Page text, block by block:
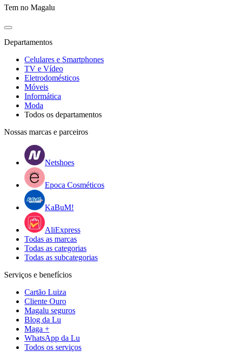
Tem no Magalu
Departamentos
Celulares e Smartphones
TV e Vídeo
Eletrodomésticos
Móveis
Informática
Moda
Todos os departamentos
Nossas marcas e parceiros
Netshoes
Epoca Cosméticos
KaBuM!
AliExpress
Todas as marcas
Todas as categorias
Todas as subcategorias
Serviços e benefícios
Cartão Luiza
Cliente Ouro
Magalu seguros
Blog da Lu
Maga +
WhatsApp da Lu
Todos os serviços